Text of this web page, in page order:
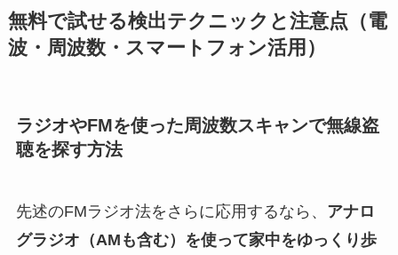
無料で試せる検出テクニックと注意点（電
波・周波数・スマートフォン活用）
ラジオやFMを使った周波数スキャンで無線盗
聴を探す方法
先述のFMラジオ法をさらに応用するなら、 アナロ
グラジオ（AMも含む）を使って家中をゆっくり歩